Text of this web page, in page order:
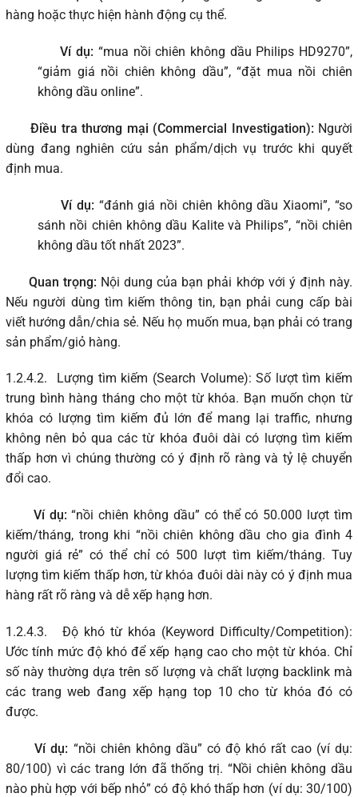
hàng hoặc thực hiện hành động cụ thể.
Ví dụ: “mua nồi chiên không dầu Philips HD9270”,
“giảm giá nồi chiên không dầu”, “đặt mua nồi chiên
không dầu online”.
Điều tra thương mại (Commercial Investigation): Người
dùng đang nghiên cứu sản phẩm/dịch vụ trước khi quyết
định mua.
Ví dụ: “đánh giá nồi chiên không dầu Xiaomi”, “so
sánh nồi chiên không dầu Kalite và Philips”, “nồi chiên
không dầu tốt nhất 2023”.
Quan trọng: Nội dung của bạn phải khớp với ý định này.
Nếu người dùng tìm kiếm thông tin, bạn phải cung cấp bài
viết hướng dẫn/chia sẻ. Nếu họ muốn mua, bạn phải có trang
sản phẩm/giỏ hàng.
1.2.4.2.
Lượng tìm kiếm (Search Volume): Số lượt tìm kiếm
trung bình hàng tháng cho một từ khóa. Bạn muốn chọn từ
khóa có lượng tìm kiếm đủ lớn để mang lại traffic, nhưng
không nên bỏ qua các từ khóa đuôi dài có lượng tìm kiếm
thấp hơn vì chúng thường có ý định rõ ràng và tỷ lệ chuyển
đổi cao.
Ví dụ: “nồi chiên không dầu” có thể có 50.000 lượt tìm
kiếm/tháng, trong khi “nồi chiên không dầu cho gia đình 4
người giá rẻ” có thể chỉ có 500 lượt tìm kiếm/tháng. Tuy
lượng tìm kiếm thấp hơn, từ khóa đuôi dài này có ý định mua
hàng rất rõ ràng và dễ xếp hạng hơn.
1.2.4.3.
Độ khó từ khóa (Keyword Difficulty/Competition):
Ước tính mức độ khó để xếp hạng cao cho một từ khóa. Chỉ
số này thường dựa trên số lượng và chất lượng backlink mà
các trang web đang xếp hạng top 10 cho từ khóa đó có
được.
Ví dụ: “nồi chiên không dầu” có độ khó rất cao (ví dụ:
80/100) vì các trang lớn đã thống trị. “Nồi chiên không dầu
nào phù hợp với bếp nhỏ” có độ khó thấp hơn (ví dụ: 30/100)